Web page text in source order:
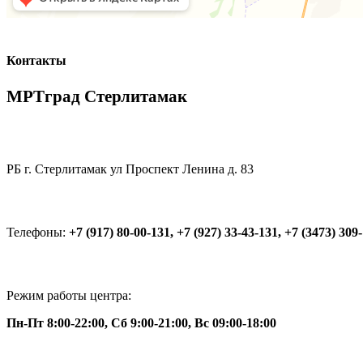
Контакты
МРТград Стерлитамак
РБ г. Стерлитамак ул Проспект Ленина д. 83
Телефоны: +7 (917) 80-00-131, +7 (927) 33-43-131, +7 (3473)
Режим работы центра:
Пн-Пт 8:00-22:00, Сб 9:00-21:00, Вс 09:00-18:00